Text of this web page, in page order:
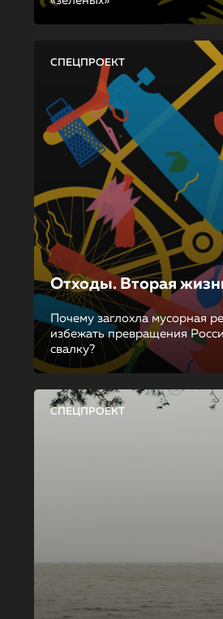
СПЕЦПРОЕКТ
Отходы. Вторая
Почему заглохла мусорная
избежать превращения
свалку?
СПЕЦПРОЕКТ